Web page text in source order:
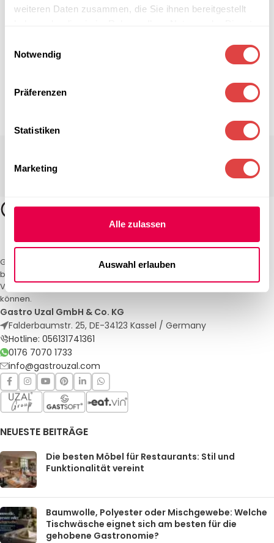
weiteren Daten zusammen, die Sie ihnen bereitgestellt
Notwendig
Präferenzen
Statistiken
Marketing
Alle zulassen
Auswahl erlauben
Gastro Uzal – Ihr Spezialist für Gastronomiemöbel und -textilien. Wir
bieten maßgeschneiderte Lösungen für Restaurants, Hotels und
Veranstaltungen. Qualität und Service, auf die Sie sich verlassen
können.
Gastro Uzal GmbH & Co. KG
Falderbaumstr. 25, DE-34123 Kassel / Germany
Hotline: 056131741361
0176 7070 1733
info@gastrouzal.com
NEUESTE BEITRÄGE
Die besten Möbel für Restaurants: Stil und
Funktionalität vereint
Baumwolle, Polyester oder Mischgewebe: Welche
Tischwäsche eignet sich am besten für die
gehobene Gastronomie?